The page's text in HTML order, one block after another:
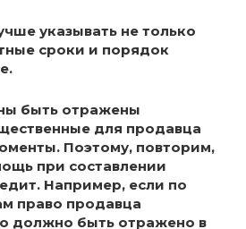
указывать не только
сроки и порядок
быть отражены
для продавца
Поэтому, повторим,
при составлении
Например, если по
право продавца
должно быть отражено в